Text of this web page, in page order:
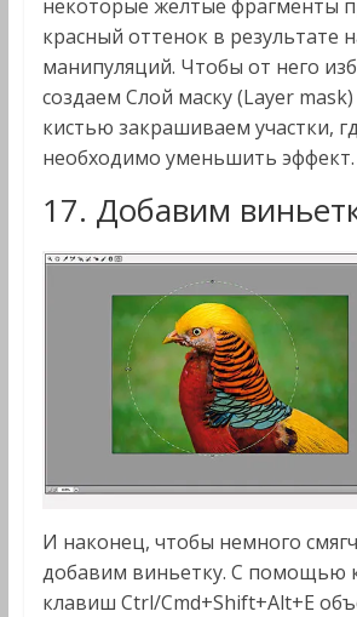
некоторые желтые фрагменты
красный оттенок в результате
манипуляций. Чтобы от него
создаем Слой маску (Layer
кистью закрашиваем участки,
необходимо уменьшить эффект.
17. Добавим
И наконец, чтобы немного
добавим виньетку. С помощью
клавиш Ctrl/Cmd+Shift+Alt+E